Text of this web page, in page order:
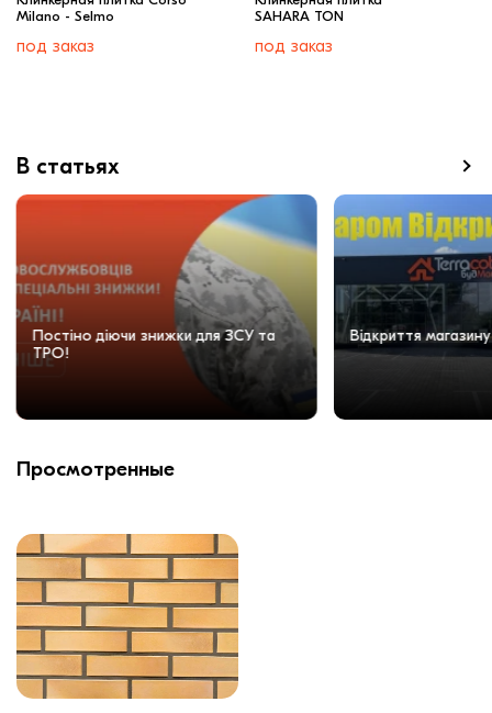
Milano - Selmo
под заказ
SAHARA TON
под заказ
В статьях
Постіно діючи знижки для ЗСУ та
ТРО!
Відкриття магазину
Просмотренные